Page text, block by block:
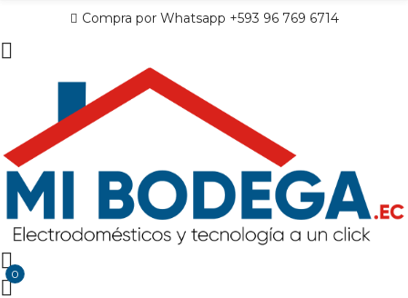
Compra por Whatsapp +593 96 769 6714
0